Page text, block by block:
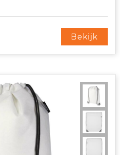
Bekijk